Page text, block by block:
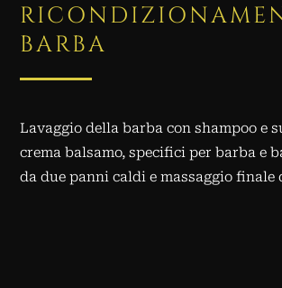
BARBA
Lavaggio della barba con shampoo e
crema balsamo, specifici per barba e
da due panni caldi e massaggio finale